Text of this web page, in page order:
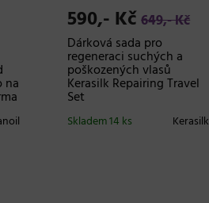
na
590,- Kč649,- Kč
Dárková sada pro
regeneraci suchých a
poškozených vlasů
Kerasilk Repairing Travel
Set
Kerasilk
Skladem 14 ks